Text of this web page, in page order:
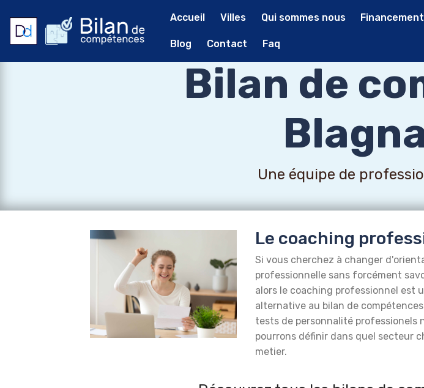
Accueil Villes Qui sommes nous Financement
Blog Contact Faq
Bilan de
Une équipe de
Le coaching
Si vous cherchez à changer
professionnelle sans forcément
alors le coaching professionnel est
alternative au bilan de
tests de personnalité professionels
pourrons définir dans quel secteur
metier.